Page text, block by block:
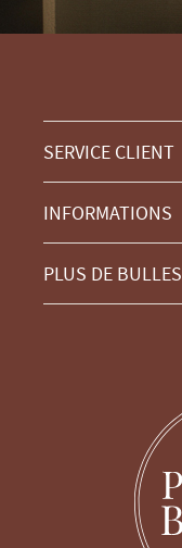
SERVICE CLIENT
INFORMATIONS
PLUS DE BULLES